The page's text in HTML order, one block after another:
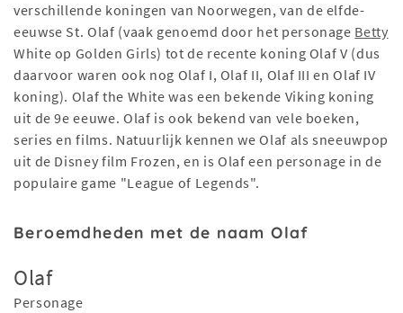
verschillende koningen van Noorwegen, van de elfde-
eeuwse St. Olaf (vaak genoemd door het personage Betty
White op Golden Girls) tot de recente koning Olaf V (dus
daarvoor waren ook nog Olaf I, Olaf II, Olaf III en Olaf IV
koning). Olaf the White was een bekende Viking koning
uit de 9e eeuwe. Olaf is ook bekend van vele boeken,
series en films. Natuurlijk kennen we Olaf als sneeuwpop
uit de Disney film Frozen, en is Olaf een personage in de
populaire game "League of Legends".
Beroemdheden met de naam Olaf
Olaf
Personage